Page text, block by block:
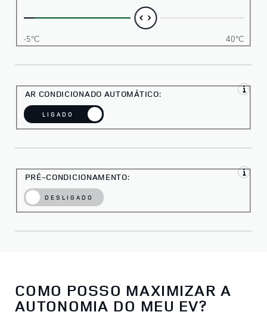
-5°C 40°C
AR CONDICIONADO AUTOMÁTICO:
LIGADO
PRÉ-CONDICIONAMENTO:
DESLIGADO
COMO POSSO MAXIMIZAR A
AUTONOMIA DO MEU EV?